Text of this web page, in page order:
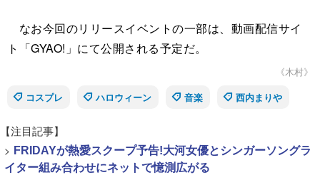
なお今回のリリースイベントの一部は、動画配信サイ
ト「GYAO!」にて公開される予定だ。
《木村》
コスプレ
ハロウィーン 音楽 西内まりや
【注目記事】
> FRIDAYが熱愛スクープ予告!大河女優とシンガーソングラ
イター組み合わせにネットで憶測広がる